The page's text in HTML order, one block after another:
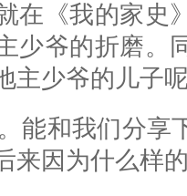
在《我的家史
少爷的折磨。
主少爷的儿子
能和我们分享
来因为什么样